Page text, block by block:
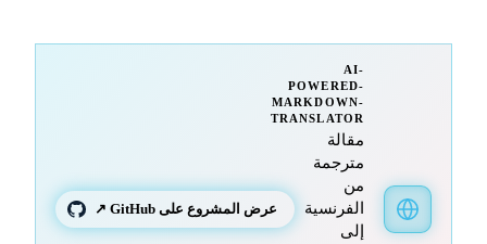
AI-
POWERED-
MARKDOWN-
TRANSLATOR
مقالة
مترجمة
من
الفرنسية
إلى
عرض المشروع على GitHub ↗